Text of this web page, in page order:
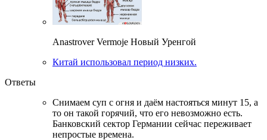
Anastrover Vermoje Новый Уренгой
Китай использовал период низких.
Ответы
Снимаем суп с огня и даём настояться минут 15, а
то он такой горячий, что его невозможно есть.
Банковский сектор Германии сейчас переживает
непростые времена.